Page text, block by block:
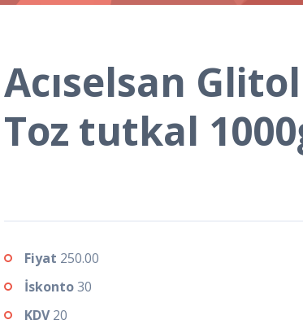
Acıselsan
Toz tutkal
Fiyat 250.00
İskonto30
KDV20